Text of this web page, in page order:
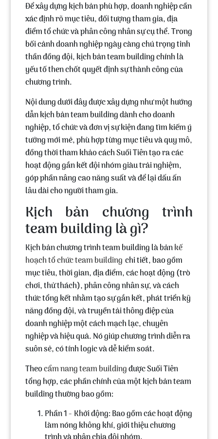
Để xây dựng kịch bản phù hợp, doanh nghiệp cần
xác định rõ mục tiêu, đối tượng tham gia, địa
điểm tổ chức và phân công nhân sự cụ thể. Trong
bối cảnh doanh nghiệp ngày càng chú trọng tinh
thần đồng đội, kịch bản team building chính là
yếu tố then chốt quyết định sự thành công của
chương trình.
Nội dung dưới đây được xây dựng như mộthướng
dẫn kịch bản team buildingdành cho doanh
nghiệp, tổ chức và đơn vị sự kiện đang tìm kiếm ý
tưởng mới mẻ, phù hợp từng mục tiêu và quy mô,
đồng thời tham khảo cáchSuối Tiêntạo ra các
hoạt động gắn kết đội nhóm giàu trải nghiệm,
góp phần nâng cao năng suất và để lại dấu ấn
lâu dài cho người tham gia.
Kịch bản chương trình
team building là gì?
Kịch bản chương trình team buildinglà bảnkế
hoạch tổ chức team building chi tiết, bao gồm
mục tiêu, thời gian, địa điểm, các hoạt động (trò
chơi, thử thách), phân công nhân sự, và cách
thức tổng kết nhằm tạo sự gắn kết, phát triển kỹ
năng đồng đội, và truyền tải thông điệp của
doanh nghiệp một cách mạch lạc, chuyên
nghiệp và hiệu quả. Nó giúp chương trình diễn ra
suôn sẻ, có tính logic và dễ kiểm soát.
Theocẩm nang team buildingđược Suối Tiên
tổng hợp, các phần chính của một kịch bản team
building thường bao gồm:
Phần 1 - Khởi động:Bao gồm các hoạt động
làm nóng không khí, giới thiệu chương